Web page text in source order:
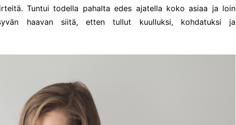
Tuntui todella pahalta edes ajatella koko asiaa ja loin
haavan siitä, etten tullut kuulluksi, kohdatuksi ja